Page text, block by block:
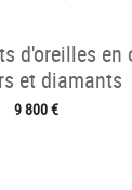
d'oreilles en
et diamants
9 800 €